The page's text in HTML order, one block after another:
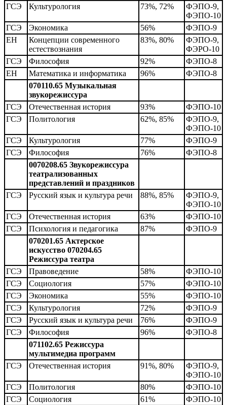
ГСЭ
Культурология 73%, 72%
ФЭПО-9,
ФЭПО-10
ГСЭ
Экономика 56%
ФЭПО-9
ЕН
Концепции современного
естествознания
83%, 80%
ФЭПО-9,
ФЭРО-10
ГСЭ
Философия 92%
ФЭПО-8
ЕН
Математика и информатика 96%
ФЭПО-8
070110.65 Музыкальная
звукорежиссура
ГСЭ
Отечественная история 93%
ФЭПО-10
ГСЭ
Политология 62%, 85%
ФЭПО-9,
ФЭПО-10
ГСЭ
Культурология 77%
ФЭПО-9
ГСЭ
Философия 76%
ФЭПО-8
0070208.65 Звукорежиссура
театрализованных
представлений и праздников
ГСЭ
Русский язык и культура речи 88%, 85%
ФЭПО-9,
ФЭПО-10
ГСЭ
Отечественная история 63%
ФЭПО-10
ГСЭ
Психология и педагогика 87%
ФЭПО-9
070201.65 Актерское
искусство 070204.65
Режиссура театра
ГСЭ
Правоведение 58%
ФЭПО-10
ГСЭ
Социология 57%
ФЭПО-10
ГСЭ
Экономика 55%
ФЭПО-10
ГСЭ
Культурология 72%
ФЭПО-9
ГСЭ
Русский язык и культура речи 76%
ФЭПО-9
ГСЭ
Философия 96%
ФЭПО-8
071102.65 Режиссура
мультимедиа программ
ГСЭ
Отечественная история 91%, 80%
ФЭПО-9,
ФЭПО-10
ГСЭ
Политология 80%
ФЭПО-10
ГСЭ
Социология 61%
ФЭПО-10